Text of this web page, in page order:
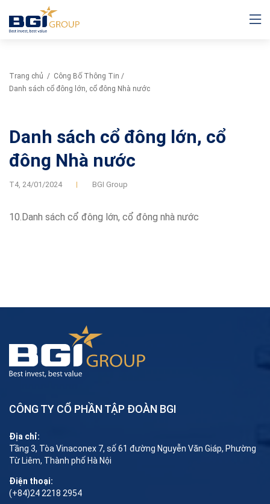
Trang chủ / Công Bố Thông Tin /
Danh sách cổ đông lớn, cổ đông Nhà nước
Danh sách cổ đông lớn, cổ
đông Nhà nước
T4, 24/01/2024 BGI Group
10.Danh sách cổ đông lớn, cổ đông nhà nước
CÔNG TY CỔ PHẦN TẬP ĐOÀN BGI
Địa chỉ:
Tầng 3, Tòa Vinaconex 7, số 61 đường Nguyễn Văn Giáp, Phường
Từ Liêm, Thành phố Hà Nội
Điện thoại:
(+84)24 2218 2954